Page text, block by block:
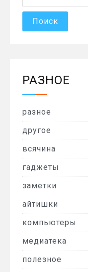
РАЗНОЕ
разное
другое
всячина
гаджеты
заметки
айтишки
компьютеры
медиатека
полезное